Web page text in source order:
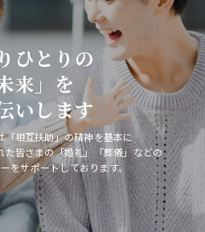
ひとりの
来」を
いします
「相互扶助」の精神を基本に
皆さまの「婚礼」「葬儀」などの
をサポートしております。